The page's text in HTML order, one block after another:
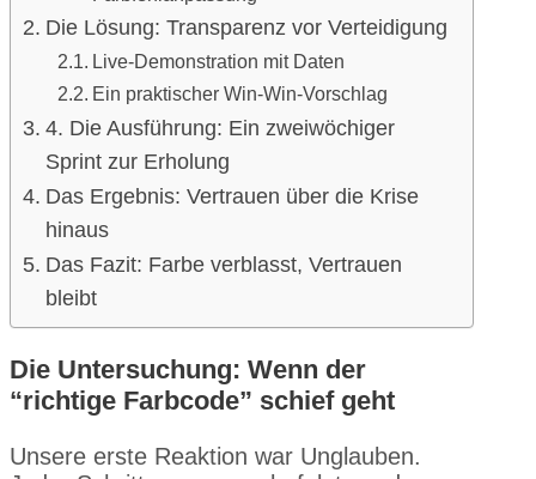
Die Lösung: Transparenz vor Verteidigung
Live-Demonstration mit Daten
Ein praktischer Win-Win-Vorschlag
4. Die Ausführung: Ein zweiwöchiger
Sprint zur Erholung
Das Ergebnis: Vertrauen über die Krise
hinaus
Das Fazit: Farbe verblasst, Vertrauen
bleibt
Die Untersuchung: Wenn der
“richtige Farbcode” schief geht
Unsere erste Reaktion war Unglauben.